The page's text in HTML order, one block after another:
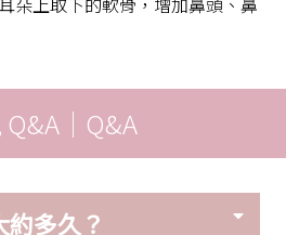
Q&A｜Q&A
多久？